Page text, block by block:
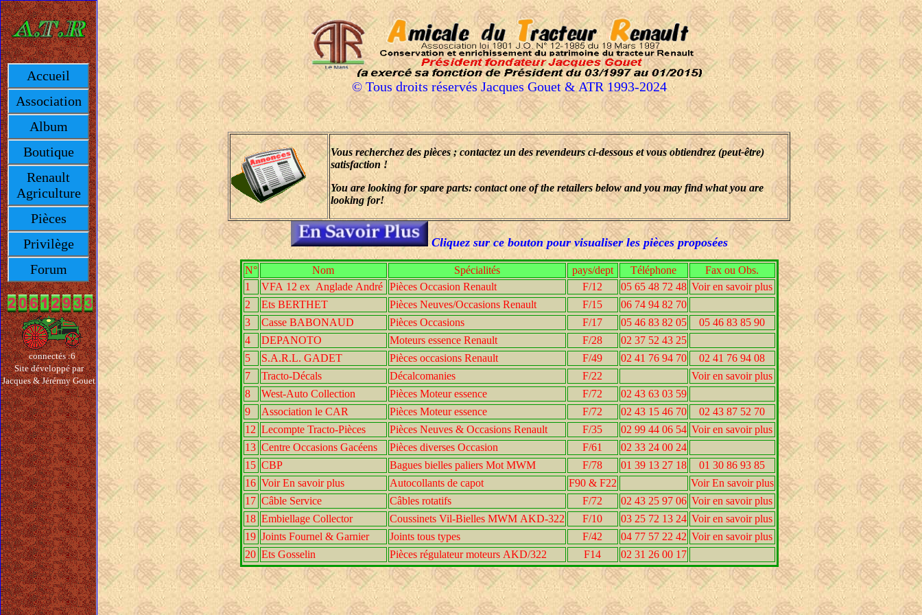
Accueil
Association
Album
Boutique
Renault
Agriculture
Pièces
Privilège
Forum
connectés :6
Site développé par
Jacques & Jérérmy Gouet
© Tous droits réservés Jacques Gouet & ATR 1993-2024
Vous recherchez des pièces ; contactez un des revendeurs ci-dessous et vous obtiendrez (peut-être)
satisfaction !
You are looking for spare parts: contact one of the retailers below and you may find what you are
looking for!
Cliquez sur ce bouton pour visualiser les pièces proposées
N° Nom Spécialités pays/dept Téléphone
Fax ou Obs.
1
VFA 12 ex Anglade André Pièces Occasion Renault F/12 05 65 48 72 48 Voir en savoir plus
2
Ets BERTHET Pièces Neuves/Occasions Renault F/15
06 74 94 82 70
3
Casse BABONAUD Pièces Occasions F/17 05 46 83 82 05
05 46 83 85 90
4
DEPANOTO Moteurs essence Renault F/28
02 37 52 43 25
5
S.A.R.L. GADET Pièces occasions Renault F/49 02 41 76 94 70
02 41 76 94 08
7
Tracto-Décals Décalcomanies F/22
Voir en savoir plus
8
West-Auto Collection Pièces Moteur essence F/72
02 43 63 03 59
9
Association le CAR Pièces Moteur essence F/72 02 43 15 46 70
02 43 87 52 70
12 Lecompte Tracto-Pièces Pièces Neuves & Occasions Renault F/35 02 99 44 06 54 Voir en savoir plus
13 Centre Occasions Gacéens Pièces diverses Occasion F/61
02 33 24 00 24
15 CBP Bagues bielles paliers Mot MWM F/78 01 39 13 27 18
01 30 86 93 85
16 Voir En savoir plus Autocollants de capot F90 & F22
Voir En savoir plus
17 Câble Service Câbles rotatifs F/72 02 43 25 97 06 Voir en savoir plus
18 Embiellage Collector Coussinets Vil-Bielles MWM AKD-322 F/10 03 25 72 13 24 Voir en savoir plus
19 Joints Fournel & Garnier Joints tous types F/42 04 77 57 22 42 Voir en savoir plus
20 Ets Gosselin Pièces régulateur moteurs AKD/322 F14 02 31 26 00 17